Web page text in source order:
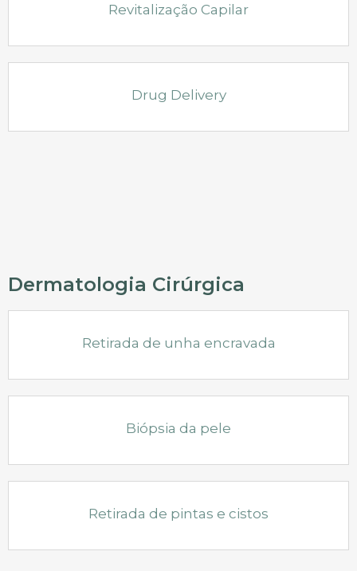
Revitalização Capilar
Drug Delivery
Dermatologia Cirúrgica
Retirada de unha encravada
Biópsia da pele
Retirada de pintas e cistos